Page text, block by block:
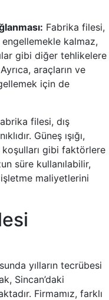
Fabrika filesi,
kalmaz,
gibi diğer tehlikelere
araçların ve
için de
filesi, dış
Güneş ışığı,
gibi faktörlere
süre kullanılabilir,
maliyetlerini
yılların tecrübesi
Sincan’daki
Firmamız, farklı